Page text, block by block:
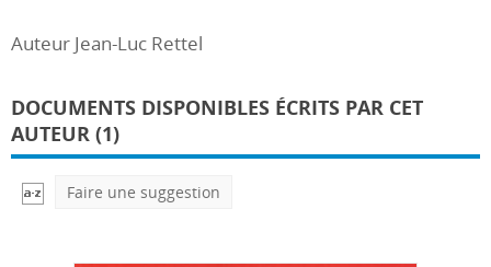
Auteur Jean-Luc Rettel
DOCUMENTS DISPONIBLES ÉCRITS PAR CET
AUTEUR (1)
Faire une suggestion